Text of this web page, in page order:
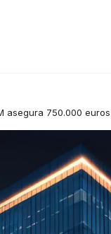
asegura 750.000